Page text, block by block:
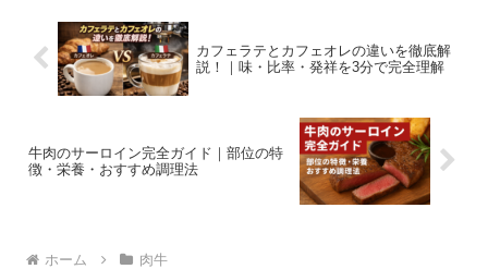
カフェラテとカフェオレの違いを徹底解
説！｜味・比率・発祥を3分で完全理解
牛肉のサーロイン完全ガイド｜部位の特
徴・栄養・おすすめ調理法
ホーム 肉牛